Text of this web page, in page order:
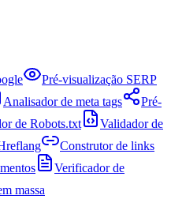
Pré-visualização SERP
Analisador de meta tags
Pré-
de Robots.txt
Validador de
Construtor de links
Verificador de
massa